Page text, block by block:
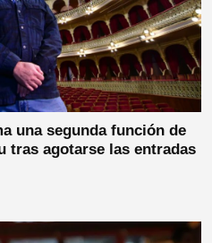
una segunda función de
tras agotarse las entradas